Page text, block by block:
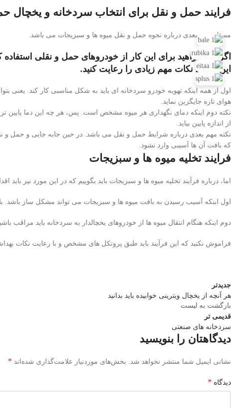
فرایند حمل و نقل برای انتخاب سردخانه و یخچال
مسئله مهم بعدی درباره نحوه حمل و نقل میوه ها و سبزیجات می باشد.
اگر می خواهید برای این کار از خودروهای حمل و نقلی استفاده
این فرآیند نکات مهم زیادی را رعایت کنید.
اول از همه اینکه تهویه خودرو سردخانه ای باید به شکل مناسبی کار کند. یعنی
هوای تازه جایگزین نماید.
نکته دوم اینکه دمای نگهداری هر میوه مشخص است. پس، هر چه این دما پایین تر
از اندازه پایین بیاید.
نکته مهم بعدی درباره شرایط حمل و نقل می باشد. در حین جابه جایی و حمل و
که بافت آن ها آسیبی وارد نشود.
فرایند تخلیه میوه ها و سبزیجات
اما، درباره فرآیند تخلیه میوه ها و سبزیجات باید بگوییم که در این مورد نیز باید
اول اینکه آسیب رسیدن به بافت میوه ها و سبزیجات می تواند مشکل ساز
دوم اینکه هنگام انتقال میوه ها از خودروهای یخچالدار به سردخانه باید مراقب
فراموش نکنید که این فرآیند باید طبق پروتکل های مشخص و با رعایت نکات
جدیدتر
هر آنچه از یخچال ویترینی خوابیده باید بدانید
بازگشت به لیست
قدیمی تر
سردخانه های صنعتی
دیدگاهتان را بنویسید
نشانی ایمیل شما منتشر نخواهد شد. بخش‌های موردنیاز علامت‌گذاری شده‌اند *
دیدگاه *